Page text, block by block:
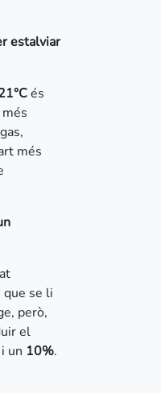
estalviar
és
més
que se li
però,
el
i un 10%.